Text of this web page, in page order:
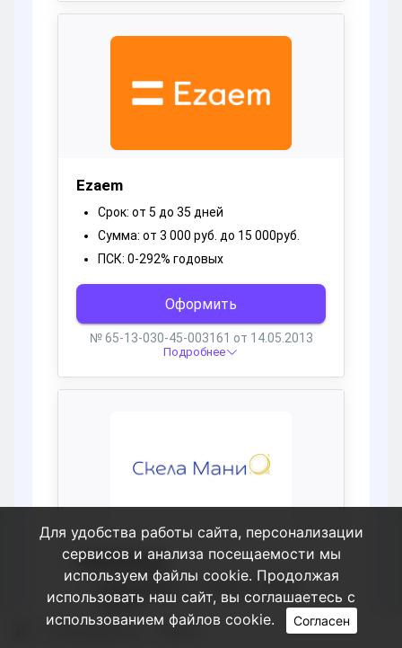
Пользователи Allaocu
Для удобства работы сайта, персонализации
сервисов и анализа посещаемости мы
используем файлы cookie. Продолжая
использовать наш сайт, вы соглашаетесь с
использованием файлов cookie.
Согласен